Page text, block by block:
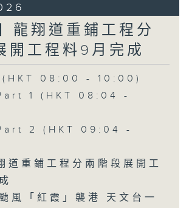
龍翔道重鋪工程分
開工程料9月完成
(HKT 08:00 - 10:00)
1 (HKT 08:04 -
2 (HKT 09:04 -
道重鋪工程分兩階段展開工
風「紅霞」襲港 天文台一